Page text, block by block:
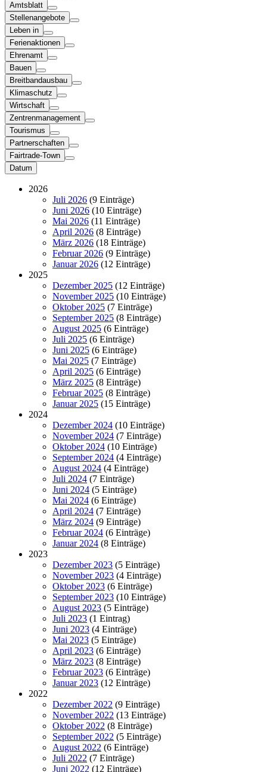
Amtsblatt
Stellenangebote
Leben in
Ferienaktionen
Ehrenamt
Bauen
Breitbandausbau
Klimaschutz
Wirtschaft
Zentrenmanagement
Tourismus
Partnerschaften
Fairtrade-Town
Datum
2026
Juli 2026 (9 Einträge)
Juni 2026 (10 Einträge)
Mai 2026 (11 Einträge)
April 2026 (8 Einträge)
März 2026 (18 Einträge)
Februar 2026 (9 Einträge)
Januar 2026 (12 Einträge)
2025
Dezember 2025 (12 Einträge)
November 2025 (10 Einträge)
Oktober 2025 (7 Einträge)
September 2025 (8 Einträge)
August 2025 (6 Einträge)
Juli 2025 (6 Einträge)
Juni 2025 (6 Einträge)
Mai 2025 (7 Einträge)
April 2025 (6 Einträge)
März 2025 (8 Einträge)
Februar 2025 (8 Einträge)
Januar 2025 (15 Einträge)
2024
Dezember 2024 (10 Einträge)
November 2024 (7 Einträge)
Oktober 2024 (10 Einträge)
September 2024 (4 Einträge)
August 2024 (4 Einträge)
Juli 2024 (7 Einträge)
Juni 2024 (5 Einträge)
Mai 2024 (6 Einträge)
April 2024 (7 Einträge)
März 2024 (9 Einträge)
Februar 2024 (6 Einträge)
Januar 2024 (8 Einträge)
2023
Dezember 2023 (5 Einträge)
November 2023 (4 Einträge)
Oktober 2023 (6 Einträge)
September 2023 (10 Einträge)
August 2023 (5 Einträge)
Juli 2023 (1 Eintrag)
Juni 2023 (4 Einträge)
Mai 2023 (5 Einträge)
April 2023 (6 Einträge)
März 2023 (8 Einträge)
Februar 2023 (6 Einträge)
Januar 2023 (12 Einträge)
2022
Dezember 2022 (9 Einträge)
November 2022 (13 Einträge)
Oktober 2022 (8 Einträge)
September 2022 (5 Einträge)
August 2022 (6 Einträge)
Juli 2022 (7 Einträge)
Juni 2022 (12 Einträge)